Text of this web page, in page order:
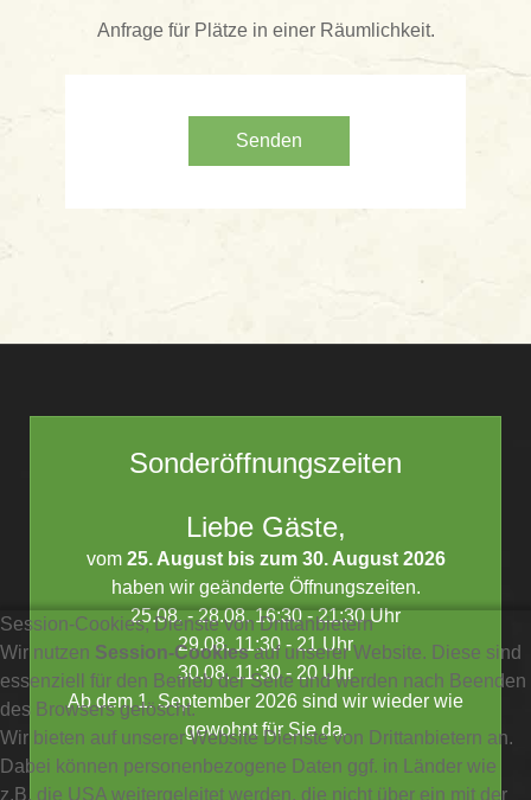
Anfrage für Plätze in einer Räumlichkeit.
Senden
Sonderöffnungszeiten
Liebe Gäste,
vom 25. August bis zum 30. August 2026
haben wir geänderte Öffnungszeiten.
25.08. - 28.08. 16:30 - 21:30 Uhr
29.08. 11:30 - 21 Uhr
30.08. 11:30 - 20 Uhr
Ab dem 1. September 2026 sind wir wieder wie
gewohnt für Sie da.
Session-Cookies, Dienste von Drittanbietern
Wir nutzen Session-Cookiesauf unserer Website. Diese sind
essenziell für den Betrieb der Seite und werden nach Beenden
des Browsers gelöscht.
Wir bieten auf unserer Website Dienste von Drittanbietern an.
Dabei können personenbezogene Daten ggf. in Länder wie
z.B. die USA weitergeleitet werden, die nicht über ein mit der